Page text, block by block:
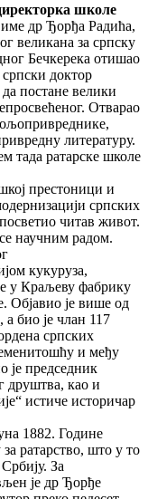
школе
др Ђорђа Радића,
великана за српску
Бечкерека отишао
доктор
постане велики
Отварао
литературу.
тада ратарске школе
престоници и
српских
читав живот.
научним радом.
кукуруза,
у Краљеву фабрику
Објавио је више од
био је члан 117
српских
и међу
је председник
друштва, као и
истиче историчар
1882. Године
ратарство, што у то
За
је др Ђорђе